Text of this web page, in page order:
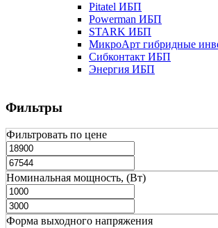
Pitatel ИБП
Powerman ИБП
STARK ИБП
МикроАрт гибридные
Сибконтакт ИБП
Энергия ИБП
Фильтры
Фильтровать по цене
Номинальная мощность, (Вт)
Форма выходного напряжения